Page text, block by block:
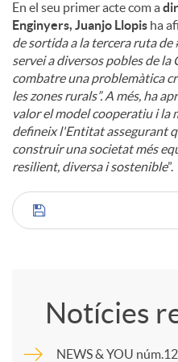
En el seu primer acte com a
Enginyers, Juanjo Llopis ha
de sortida a la tercera ruta
servei a diversos pobles de
combatre una problemàtica
les zones rurals”. A més, ha
valor el model cooperatiu i la
defineix l'Entitat assegurant
construir una societat més
resilient, diversa i sostenible”.
C
Notícies
NEWS & YOU núm.12